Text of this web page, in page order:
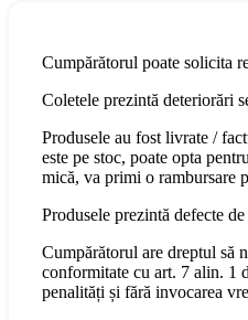
Cumpărătorul poate solicita
Coletele prezintă deteriorări
Produsele au fost livrate /
este pe stoc, poate opta
mică, va primi o rambursare
Produsele prezintă defecte
Cumpărătorul are dreptul să
conformitate cu art. 7 alin. 1
penalități și fără invocarea